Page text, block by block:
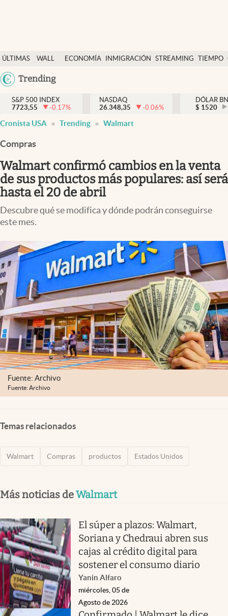
ÚLTIMAS
NOTICIAS
WALL
DÓLAR
ECONOMÍA INMIGRACIÓN STREAMING TIEMPO
México
Trending
Finanzas y economía
Wall Street y dólar
Inmigración
Espiritual
Streaming
PC y mobile
USA
S&P 500 INDEX
7723,55
-0.17%
NASDAQ
26.348,35
-0.06%
DÓLAR
$ 1520
Cronista USA Trending Walmart
Compras
Walmart confirmó cambios en la venta
de sus productos más populares: así será
hasta el 20 de abril
Descubre qué se modifica y dónde podrán conseguirse
este mes.
Fuente: Archivo
Fuente: Archivo
Temas relacionados
Walmart Compras productos Estados Unidos
Más noticias deWalmart
El súper a plazos: Walmart,
Soriana y Chedraui abren sus
cajas al crédito digital para
sostener el consumo diario
Yanin Alfaro
miércoles, 05 de
Agosto de 2026